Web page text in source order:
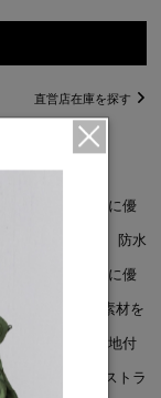
直営店在庫を探す
タイルは、非常に優
ャケット」は、防水
ました。透湿性に優
な3層構造の新素材を
ても柔らかい裏地付
徴するダブルストラ